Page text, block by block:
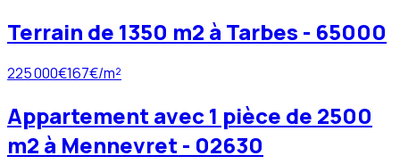
Terrain de 1350 m2 à Tarbes - 65000
225 000€167€/m²
Appartement avec 1 pièce de 2500
m2 à Mennevret - 02630